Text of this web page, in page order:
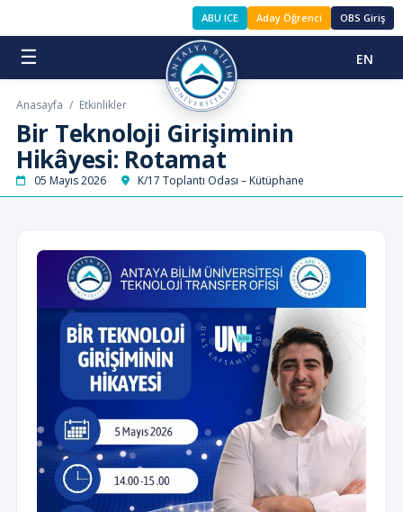
ABU ICE Aday Öğrenci OBS Giriş
☰ EN
Anasayfa / Etkinlikler
Bir Teknoloji Girişiminin
Hikâyesi: Rotamat
05 Mayıs 2026 K/17 Toplantı Odası – Kütüphane